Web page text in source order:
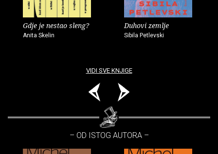
Gdje je nestao sleng?
Anita Skelin
Duhovi zemlje
Sibila Petlevski
VIDI SVE KNJIGE
– OD ISTOG AUTORA –